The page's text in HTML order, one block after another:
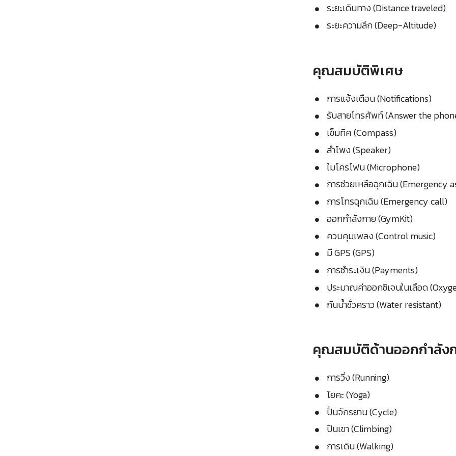
ระยะเดินทาง (Distance traveled)
ระยะความลึก (Deep-Altitude)
คุณสมบัติพิเศษ
การแจ้งเตือน (Notifications)
รับสายโทรศัพท์ (Answer the
เข็มทิศ (Compass)
ลำโพง (Speaker)
ไมโครโฟน (Microphone)
การช่วยเหลือฉุกเฉิน (Emergency
การโทรฉุกเฉิน (Emergency call)
ออกกำลังกาย (GymKit)
ควบคุมเพลง (Control music)
มี GPS (GPS)
การชำระเงิน (Payments)
ประมาณค่าออกซิเจนในเลือด
กันน้ำชั่วคราว (Water resistant)
คุณสมบัติด้านออกกำลัง
การวิ่ง (Running)
โยคะ (Yoga)
ปั่นจักรยาน (Cycle)
ปีนเขา (Climbing)
การเดิน (Walking)